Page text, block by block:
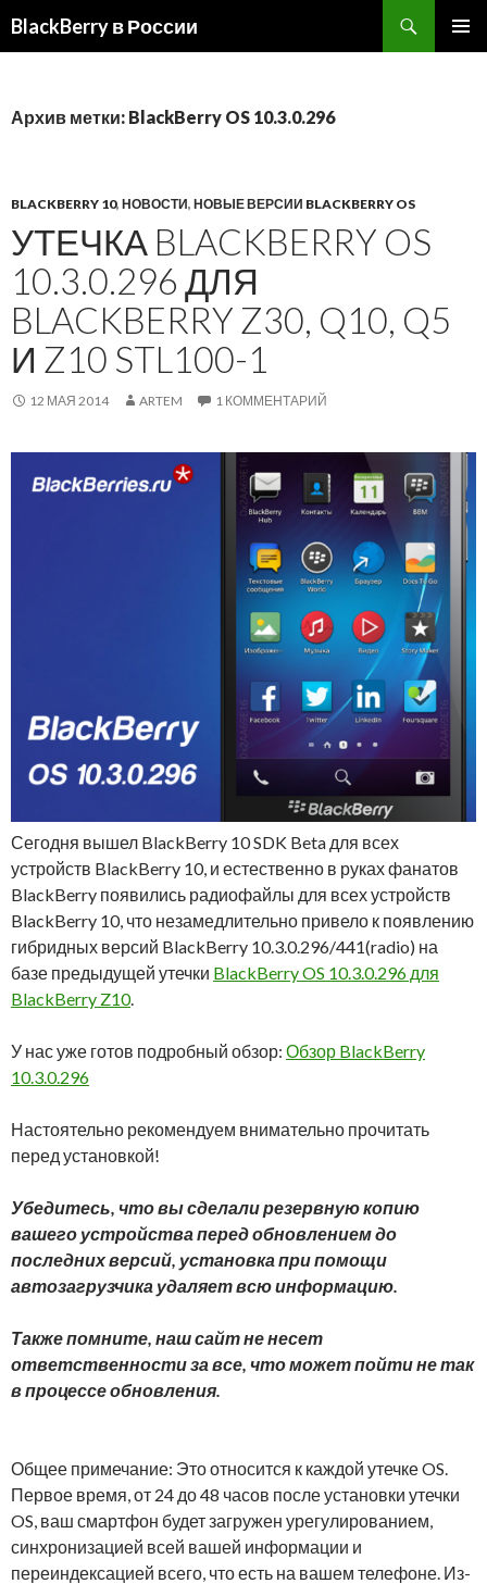
BlackBerry в России
Архив метки: BlackBerry OS 10.3.0.296
BLACKBERRY 10, НОВОСТИ, НОВЫЕ ВЕРСИИ BLACKBERRY OS
УТЕЧКА BLACKBERRY OS
10.3.0.296 ДЛЯ
BLACKBERRY Z30, Q10, Q5
И Z10 STL100-1
12 МАЯ 2014 ARTEM 1 КОММЕНТАРИЙ
Сегодня вышел BlackBerry 10 SDK Beta для всех
устройств BlackBerry 10, и естественно в руках фанатов
BlackBerry появились радиофайлы для всех устройств
BlackBerry 10, что незамедлительно привело к появлению
гибридных версий BlackBerry 10.3.0.296/441(radio) на
базе предыдущей утечки BlackBerry OS 10.3.0.296 для
BlackBerry Z10.
У нас уже готов подробный обзор: Обзор BlackBerry
10.3.0.296
Настоятельно рекомендуем внимательно прочитать
перед установкой!
Убедитесь, что вы сделали резервную копию
вашего устройства перед обновлением до
последних версий, установка при помощи
автозагрузчика удаляет всю информацию.
Также помните, наш сайт не несет
ответственности за все, что может пойти не так
в процессе обновления.
Общее примечание: Это относится к каждой утечке OS.
Первое время, от 24 до 48 часов после установки утечки
OS, ваш смартфон будет загружен урегулированием,
синхронизацией всей вашей информации и
переиндексацией всего, что есть на вашем телефоне. Из-